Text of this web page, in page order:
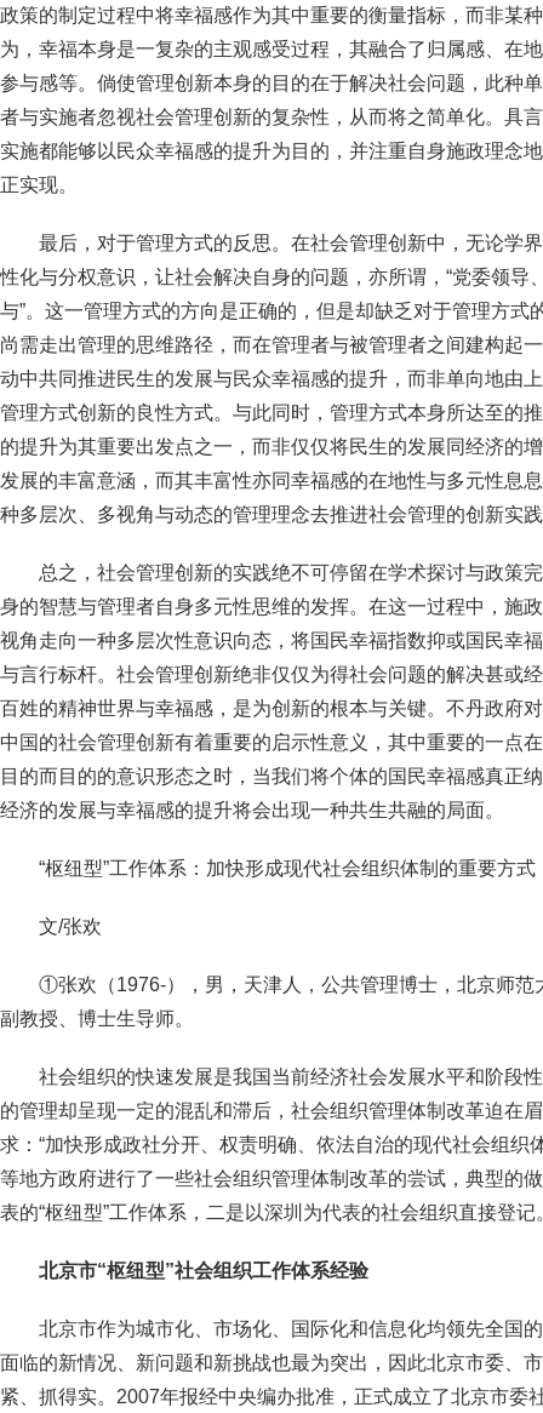
政策的制定过程中将幸福感作为其中重要的衡量指标，而非某
为，幸福本身是一复杂的主观感受过程，其融合了归属感、在
参与感等。倘使管理创新本身的目的在于解决社会问题，此种
者与实施者忽视社会管理创新的复杂性，从而将之简单化。具
实施都能够以民众幸福感的提升为目的，并注重自身施政理念
正实现。
最后，对于管理方式的反思。在社会管理创新中，无论学
性化与分权意识，让社会解决自身的问题，亦所谓，“党委领导
与”。这一管理方式的方向是正确的，但是却缺乏对于管理方式
尚需走出管理的思维路径，而在管理者与被管理者之间建构起
动中共同推进民生的发展与民众幸福感的提升，而非单向地由
管理方式创新的良性方式。与此同时，管理方式本身所达至的
的提升为其重要出发点之一，而非仅仅将民生的发展同经济的
发展的丰富意涵，而其丰富性亦同幸福感的在地性与多元性息
种多层次、多视角与动态的管理理念去推进社会管理的创新实
总之，社会管理创新的实践绝不可停留在学术探讨与政策
身的智慧与管理者自身多元性思维的发挥。在这一过程中，施
视角走向一种多层次性意识向态，将国民幸福指数抑或国民幸
与言行标杆。社会管理创新绝非仅仅为得社会问题的解决甚或
百姓的精神世界与幸福感，是为创新的根本与关键。不丹政府
中国的社会管理创新有着重要的启示性意义，其中重要的一点
目的而目的的意识形态之时，当我们将个体的国民幸福感真正
经济的发展与幸福感的提升将会出现一种共生共融的局面。
“枢纽型”工作体系：加快形成现代社会组织体制的重要方式
文/张欢
①张欢（1976-），男，天津人，公共管理博士，北京师范
副教授、博士生导师。
社会组织的快速发展是我国当前经济社会发展水平和阶段
的管理却呈现一定的混乱和滞后，社会组织管理体制改革迫在
求：“加快形成政社分开、权责明确、依法自治的现代社会组织
等地方政府进行了一些社会组织管理体制改革的尝试，典型的
表的“枢纽型”工作体系，二是以深圳为代表的社会组织直接登记
北京市“枢纽型”社会组织工作体系经验
北京市作为城市化、市场化、国际化和信息化均领先全国
面临的新情况、新问题和新挑战也最为突出，因此北京市委、
紧、抓得实。2007年报经中央编办批准，正式成立了北京市委